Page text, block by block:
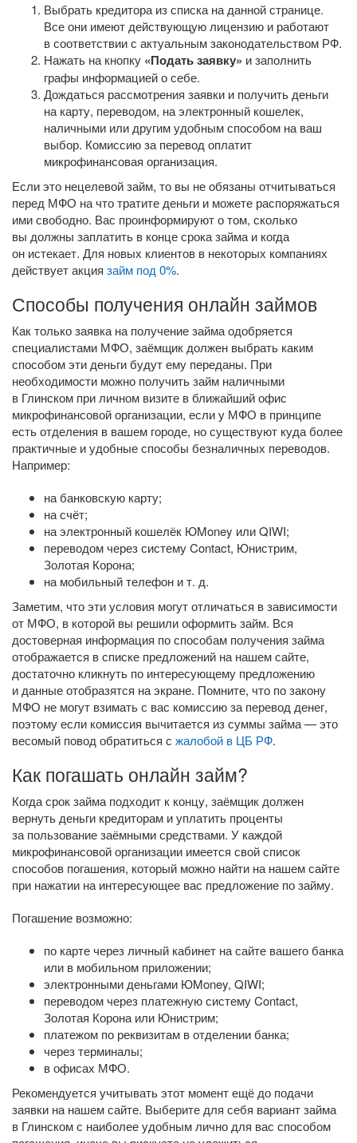
Выбрать кредитора из списка на данной странице.
Все они имеют действующую лицензию и работают
в соответствии с актуальным законодательством РФ.
Нажать на кнопку «Подать заявку» и заполнить
графы информацией о себе.
Дождаться рассмотрения заявки и получить деньги
на карту, переводом, на электронный кошелек,
наличными или другим удобным способом на ваш
выбор. Комиссию за перевод оплатит
микрофинансовая организация.
Если это нецелевой займ, то вы не обязаны отчитываться
перед МФО на что тратите деньги и можете распоряжаться
ими свободно. Вас проинформируют о том, сколько
вы должны заплатить в конце срока займа и когда
он истекает. Для новых клиентов в некоторых компаниях
действует акция займ под 0%.
Способы получения онлайн займов
Как только заявка на получение займа одобряется
специалистами МФО, заёмщик должен выбрать каким
способом эти деньги будут ему переданы. При
необходимости можно получить займ наличными
в Глинском при личном визите в ближайший офис
микрофинансовой организации, если у МФО в принципе
есть отделения в вашем городе, но существуют куда более
практичные и удобные способы безналичных переводов.
Например:
на банковскую карту;
на счёт;
на электронный кошелёк ЮMoney или QIWI;
переводом через систему Contact, Юнистрим,
Золотая Корона;
на мобильный телефон и т. д.
Заметим, что эти условия могут отличаться в зависимости
от МФО, в которой вы решили оформить займ. Вся
достоверная информация по способам получения займа
отображается в списке предложений на нашем сайте,
достаточно кликнуть по интересующему предложению
и данные отобразятся на экране. Помните, что по закону
МФО не могут взимать с вас комиссию за перевод денег,
поэтому если комиссия вычитается из суммы займа — это
весомый повод обратиться с жалобой в ЦБ РФ.
Как погашать онлайн займ?
Когда срок займа подходит к концу, заёмщик должен
вернуть деньги кредиторам и уплатить проценты
за пользование заёмными средствами. У каждой
микрофинансовой организации имеется свой список
способов погашения, который можно найти на нашем сайте
при нажатии на интересующее вас предложение по займу.
Погашение возможно:
по карте через личный кабинет на сайте вашего банка
или в мобильном приложении;
электронными деньгами ЮMoney, QIWI;
переводом через платежную систему Contact,
Золотая Корона или Юнистрим;
платежом по реквизитам в отделении банка;
через терминалы;
в офисах МФО.
Рекомендуется учитывать этот момент ещё до подачи
заявки на нашем сайте. Выберите для себя вариант займа
в Глинском с наиболее удобным лично для вас способом